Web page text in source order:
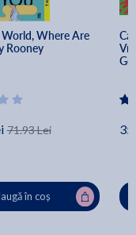
Where Are
Rooney
71.93 Lei
în coș